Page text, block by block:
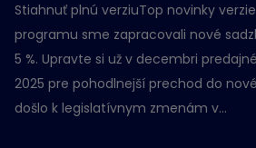
Stiahnuť plnú verziuTop novinky
programu sme zapracovali nové
5 %. Upravte si už v decembri
2025 pre pohodlnejší prechod do
došlo k legislatívnym zmenám v...